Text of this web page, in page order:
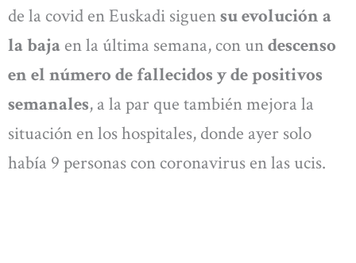
de la covid en Euskadi siguensu evolución a
la baja en la última semana, con undescenso
en el número de fallecidos y de positivos
semanales, a la par que también mejora la
situación en los hospitales, donde ayer solo
había 9 personas con coronavirus en las ucis.